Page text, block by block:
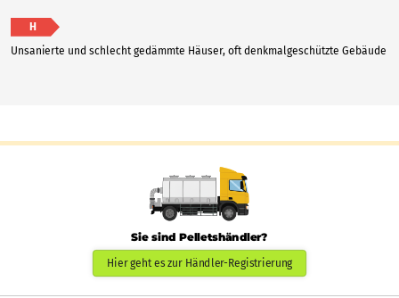
H
Unsanierte und schlecht gedämmte Häuser, oft denkmalgeschützte Gebäude
Sie sind Pelletshändler?
Hier geht es zur Händler-Registrierung